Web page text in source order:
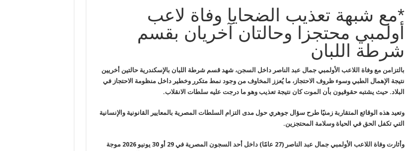
*مع شبهة تعذيب الضحايا وفاة لاعب
أولمبي محتجزا وحالتان آخريان بقسم
شرطة اللبان
بالتزامن مع وفاة اللاعب الأولمبي جمال عبد الناصر داخل السجن، شهد قسم شرطة اللبان بالإسكندرية حالتين أخريين
نتيجة الإهمال الطبي وسوء ظروف الاحتجاز، ما يُعزز المخاوف من وجود نمط متكرر وخطير داخل منظومة الاحتجاز في
البلاد. حيث يشتبه حقوقيون بأن الموت كان نتيجة تعذيب وهو ما درجت عليه سلطات الانقلاب.
وتعيد هذه الوقائع المتقاربة زمنيًا طرح سؤال جوهري حول مدى التزام السلطات المصرية بالمعايير القانونية والإنسانية
التي تكفل الحق في الحياة وسلامة المحتجزين.
وأثارت وفاة اللاعب الأولمبي جمال عبد الناصر (27 عامًا) داخل أحد السجون المصرية في 29 أو 30 يونيو 2026 موجة